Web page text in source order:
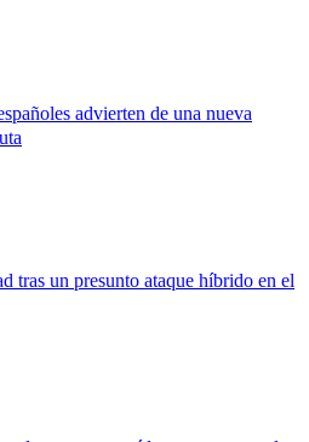
advierten de una nueva
tras un presunto ataque híbrido en el